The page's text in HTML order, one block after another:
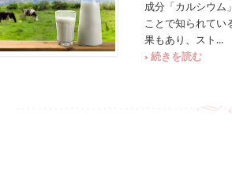
成分「カルシウム
ことで知られてい
果もあり、スト...
» 続きを読む